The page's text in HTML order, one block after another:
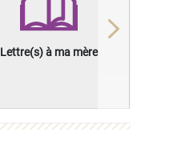
Lettre(s) à ma mère
Next